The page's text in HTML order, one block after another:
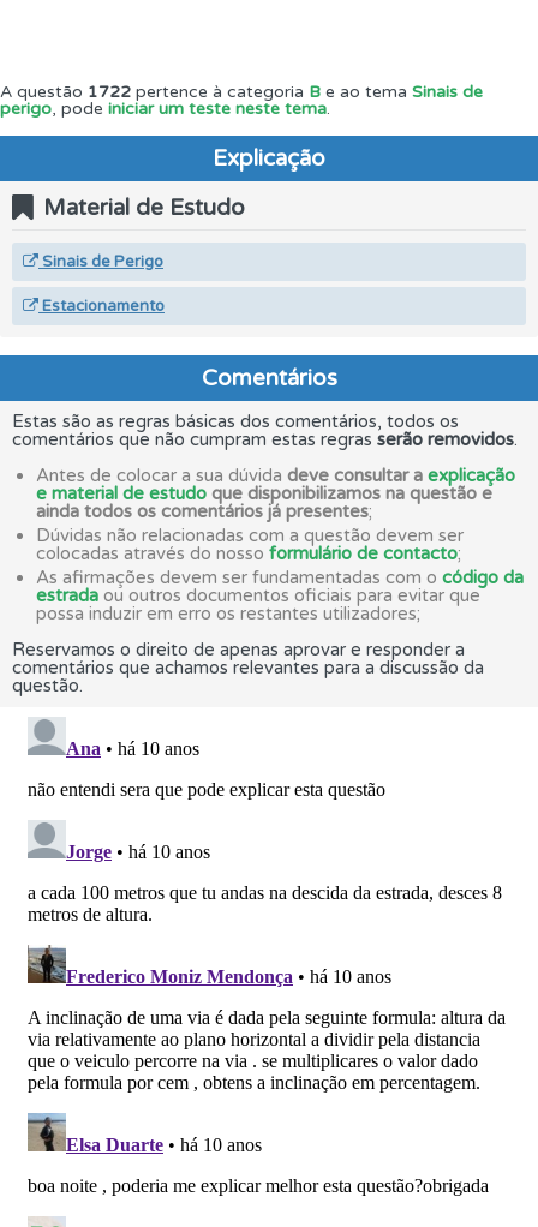
A questão 1722 pertence à categoria B e ao tema Sinais de
perigo, pode iniciar um teste neste tema.
Explicação
Material de Estudo
Sinais de Perigo
Estacionamento
Comentários
Estas são as regras básicas dos comentários, todos os
comentários que não cumpram estas regras serão removidos.
Antes de colocar a sua dúvida deve consultar a explicação
e material de estudo que disponibilizamos na questão e
ainda todos os comentários já presentes;
Dúvidas não relacionadas com a questão devem ser
colocadas através do nosso formulário de contacto;
As afirmações devem ser fundamentadas com o código da
estrada ou outros documentos oficiais para evitar que
possa induzir em erro os restantes utilizadores;
Reservamos o direito de apenas aprovar e responder a
comentários que achamos relevantes para a discussão da
questão.